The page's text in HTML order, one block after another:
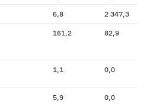
6,8 2 347,3
161,2 82,9
1,1 0,0
5,9 0,0